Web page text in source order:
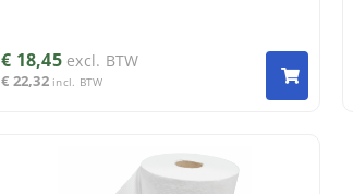
€ 18,45 excl. BTW
€ 22,32 incl. BTW